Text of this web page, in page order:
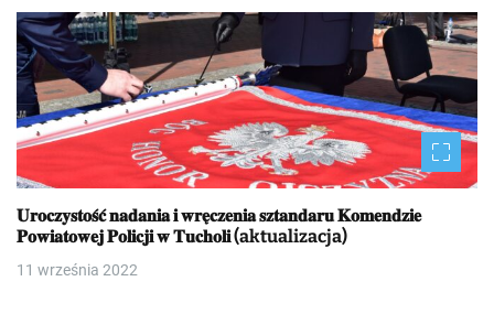
𝐔𝐫𝐨𝐜𝐳𝐲𝐬𝐭𝐨𝐬́𝐜́ 𝐧𝐚𝐝𝐚𝐧𝐢𝐚 𝐢 𝐰𝐫𝐞̨𝐜𝐳𝐞𝐧𝐢𝐚 𝐬𝐳𝐭𝐚𝐧𝐝𝐚𝐫𝐮 𝐊𝐨𝐦𝐞𝐧𝐝𝐳𝐢𝐞
𝐏𝐨𝐰𝐢𝐚𝐭𝐨𝐰𝐞𝐣 𝐏𝐨𝐥𝐢𝐜𝐣𝐢 𝐰 𝐓𝐮𝐜𝐡𝐨𝐥𝐢 (aktualizacja)
11 września 2022